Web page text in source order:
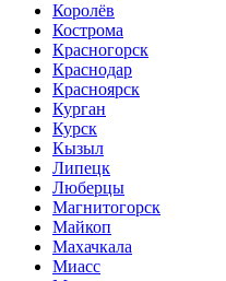
Королёв
Кострома
Красногорск
Краснодар
Красноярск
Курган
Курск
Кызыл
Липецк
Люберцы
Магнитогорск
Майкоп
Махачкала
Миасс